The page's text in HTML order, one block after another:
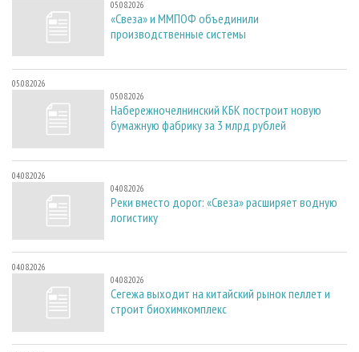
05.08.2026
«Свеза» и ММПОФ объединили
производственные системы
05.08.2026
05.08.2026
Набережночелнинский КБК построит новую
бумажную фабрику за 3 млрд рублей
04.08.2026
04.08.2026
Реки вместо дорог: «Свеза» расширяет водную
логистику
04.08.2026
04.08.2026
Сегежа выходит на китайский рынок пеллет и
строит биохимкомплекс